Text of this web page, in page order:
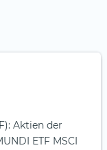
Aktien der
ETF MSCI